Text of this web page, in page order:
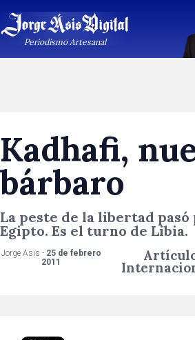
Periodismo Artesanal
Kadhafi,
bárbaro
La peste de la libertad pasó
Egipto. Es el turno de Libia.
Jorge Asis - 25 de febrero
2011